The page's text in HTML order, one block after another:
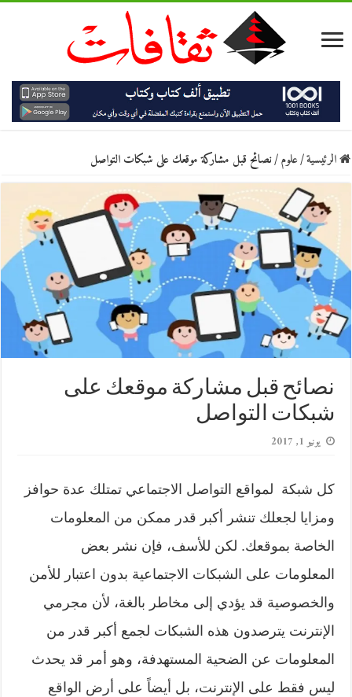
الرئيسية/علوم/نصائح قبل مشاركة موقعك على شبكات التواصل
نصائح قبل مشاركة موقعك على
شبكات التواصل
يونيو 1, 2017
كل شبكة لمواقع التواصل الاجتماعي تمتلك عدة حوافز
ومزايا لجعلك تنشر أكبر قدر ممكن من المعلومات
الخاصة بموقعك. لكن للأسف، فإن نشر بعض
المعلومات على الشبكات الاجتماعية بدون اعتبار للأمن
والخصوصية قد يؤدي إلى مخاطر بالغة، لأن مجرمي
الإنترنت يترصدون هذه الشبكات لجمع أكبر قدر من
المعلومات عن الضحية المستهدفة، وهو أمر قد يحدث
ليس فقط على الإنترنت، بل أيضاً على أرض الواقع